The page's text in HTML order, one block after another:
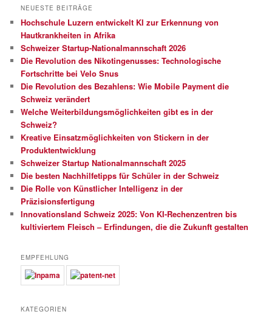
NEUESTE BEITRÄGE
Hochschule Luzern entwickelt KI zur Erkennung von
Hautkrankheiten in Afrika
Schweizer Startup-Nationalmannschaft 2026
Die Revolution des Nikotingenusses: Technologische
Fortschritte bei Velo Snus
Die Revolution des Bezahlens: Wie Mobile Payment die
Schweiz verändert
Welche Weiterbildungsmöglichkeiten gibt es in der
Schweiz?
Kreative Einsatzmöglichkeiten von Stickern in der
Produktentwicklung
Schweizer Startup Nationalmannschaft 2025
Die besten Nachhilfetipps für Schüler in der Schweiz
Die Rolle von Künstlicher Intelligenz in der
Präzisionsfertigung
Innovationsland Schweiz 2025: Von KI-Rechenzentren bis
kultiviertem Fleisch – Erfindungen, die die Zukunft gestalten
EMPFEHLUNG
KATEGORIEN